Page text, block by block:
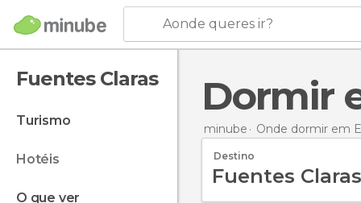
Aonde queres ir?
Fuentes Claras
turismo
hotéis
o que ver
Dormir
minube Onde dormir em
Destino